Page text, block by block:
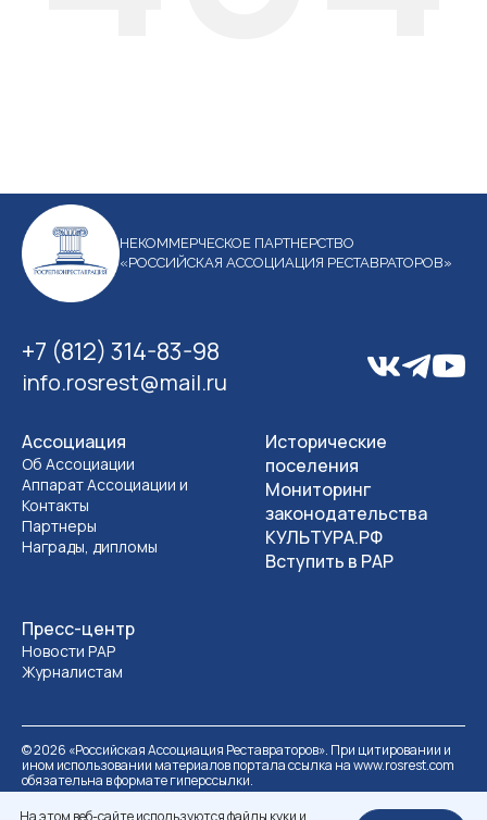
На этом веб-сайте используются файлы куки и
НЕКОММЕРЧЕСКОЕ ПАРТНЕРСТВО
«РОССИЙСКАЯ АССОЦИАЦИЯ РЕСТАВРАТОРОВ»
+7 (812) 314-83-98
info.rosrest@mail.ru
Ассоциация
Об Ассоциации
Аппарат Ассоциации и
Контакты
Партнеры
Награды, дипломы
Пресс-центр
Новости РАР
Журналистам
Исторические
поселения
Мониторинг
законодательства
КУЛЬТУРА.РФ
Вступить в РАР
©2026 «Российская Ассоциация Реставраторов». При цитировании и
ином использовании материалов портала ссылка на www.rosrest.com
обязательна в формате гиперссылки.
Политика обработки персональных данных
Разработка сайта